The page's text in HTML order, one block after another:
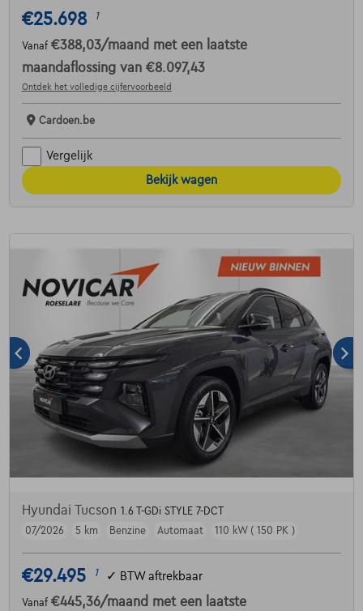
€25.698 1
Vanaf €388,03/maand met een laatste
maandaflossing van €8.097,43
Ontdek het volledige cijfervoorbeeld
Cardoen.be
Vergelijk
Bekijk wagen
Hyundai Tucson 1.6 T-GDi STYLE 7-DCT
07/2026
5 km Benzine Automaat 110 kW ( 150 PK )
€29.495 1 ✓ BTW aftrekbaar
Vanaf €445,36/maand met een laatste